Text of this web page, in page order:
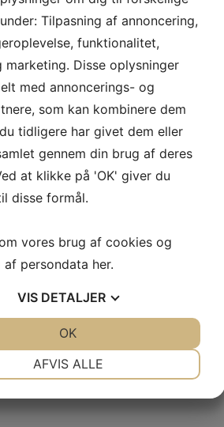
beløb netto kontant eller 8 dage for
vi os retten til at opkræve et
og på lejers ansvar.
de modtages. Ved skader er EA
samt evt. rengøring af køreplader
brugssted, skal udlejeren underrettes.
indtil returkvittering forelægger.
Tilpasning af annoncering,
funktionalitet,
marketing. Disse oplysninger
med annoncerings- og
som kan kombinere dem
tidligere har givet dem eller
gennem din brug af deres
at klikke på 'OK' giver du
disse formål.
vores brug af cookies og
af persondata her.
VIS DETALJER
AFVIS ALLE
OK